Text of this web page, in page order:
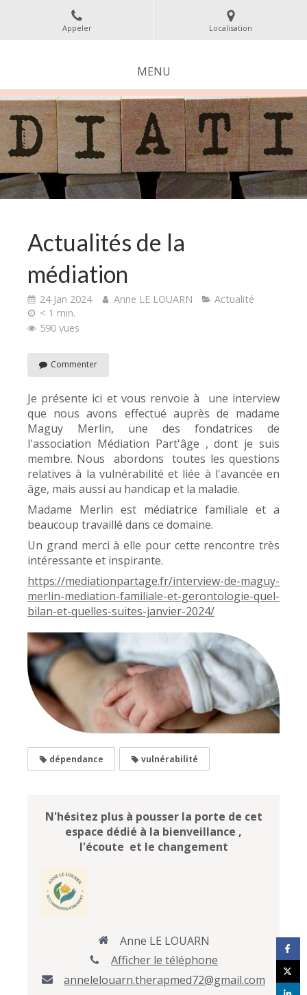
Appeler Localisation
MENU
Actualités de la
médiation
24 Jan 2024 Anne LE LOUARN
Actualité
< 1 min.
590 vues
Commenter
Je présente ici et vous renvoie à une interview
que nous avons effectué auprès de madame
Maguy Merlin, une des fondatrices de
l'association Médiation Part'âge , dont je suis
membre. Nous abordons toutes les questions
relatives à la vulnérabilité et liée à l'avancée en
âge, mais aussi au handicap et la maladie.
Madame Merlin est médiatrice familiale et a
beaucoup travaillé dans ce domaine.
Un grand merci à elle pour cette rencontre très
intéressante et inspirante.
https://mediationpartage.fr/interview-de-maguy-
merlin-mediation-familiale-et-gerontologie-quel-
bilan-et-quelles-suites-janvier-2024/
dépendance vulnérabilité
N'hésitez plus à pousser la porte de cet
espace dédié à la bienveillance ,
l'écoute et le changement
Anne LE LOUARN
Afficher le téléphone
annelelouarn.therapmed72@gmail.com